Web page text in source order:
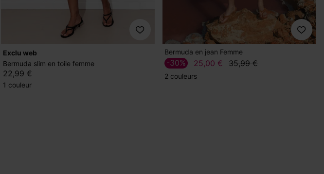
exclu web
Bermuda slim en toile femme
22,99 €
1 couleur
Bermuda en jean Femme
25,00 € 35,99 €
-30%
2 couleurs